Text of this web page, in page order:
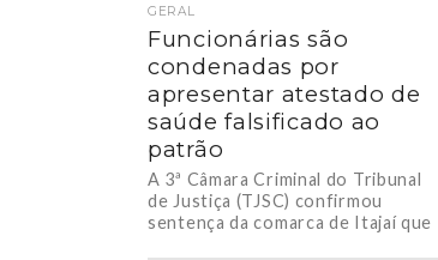
GERAL
Funcionárias são
condenadas por
apresentar atestado de
saúde falsificado ao
patrão
A 3ª Câmara Criminal do Tribunal
de Justiça (TJSC) confirmou
sentença da comarca de Itajaí que